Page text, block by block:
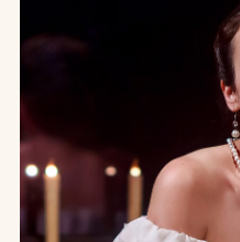
ХИТ ТЕАТРА